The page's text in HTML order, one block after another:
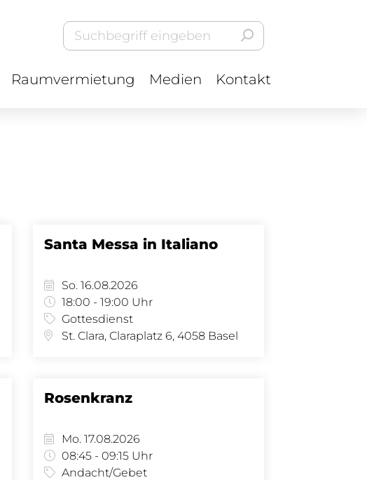
Raumvermietung Medien Kontakt
Santa Messa in Italiano
So. 16.08.2026
18:00 - 19:00 Uhr
Gottesdienst
St. Clara, Claraplatz 6, 4058 Basel
Rosenkranz
Mo. 17.08.2026
08:45 - 09:15 Uhr
Andacht/Gebet